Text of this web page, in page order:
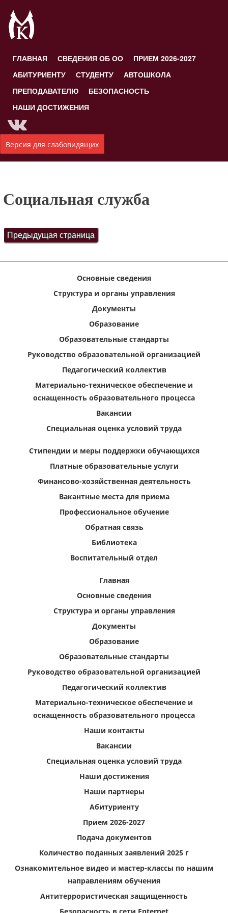
ГЛАВНАЯ СВЕДЕНИЯ ОБ ОО
ПРИЕМ 2026-2027
АБИТУРИЕНТУ
СТУДЕНТУ
АВТОШКОЛА
ПРЕПОДАВАТЕЛЮ
БЕЗОПАСНОСТЬ
НАШИ ДОСТИЖЕНИЯ
Версия для слабовидящих
Социальная служба
Основные сведения
Структура и органы управления
Документы
Образование
Образовательные стандарты
Руководство образовательной организацией
Педагогический коллектив
Материально-техническое обеспечение и
оснащенность образовательного процесса
Вакансии
Специальная оценка условий труда
Стипендии и меры поддержки обучающихся
Платные образовательные услуги
Финансово-хозяйственная деятельность
Вакантные места для приема
Профессиональное обучение
Обратная связь
Библиотека
Воспитательный отдел
Главная
Основные сведения
Структура и органы управления
Документы
Образование
Образовательные стандарты
Руководство образовательной организацией
Педагогический коллектив
Материально-техническое обеспечение и
оснащенность образовательного процесса
Наши контакты
Вакансии
Специальная оценка условий труда
Наши достижения
Наши партнеры
Абитуриенту
Прием 2026-2027
Подача документов
Количество поданных заявлений 2025 г
Ознакомительное видео и мастер-классы по нашим
направлениям обучения
Антитеррористическая защищенность